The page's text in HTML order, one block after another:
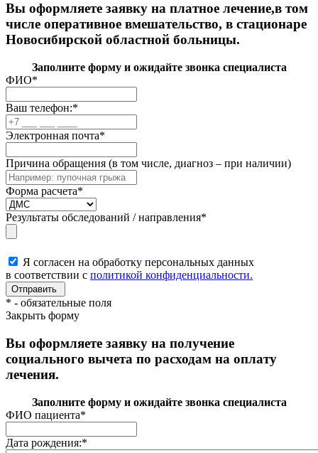
Вы оформляете заявку на платное лечение,в том
числе оперативное вмешательство, в стационаре
Новосибирской областной больницы.
Заполните форму и ожидайте звонка специалиста
ФИО*
Ваш телефон:*
Электронная почта*
Причина обращения (в том числе, диагноз – при наличии)
Форма расчета*
Результаты обследований / направления*
Я согласен на обработку персональных данных
в соответствии с политикой конфиденциальности.
* - обязательные поля
Закрыть форму
Вы оформляете заявку на получение
социального вычета по расходам на оплату
лечения.
Заполните форму и ожидайте звонка специалиста
ФИО пациента*
Дата рождения:*